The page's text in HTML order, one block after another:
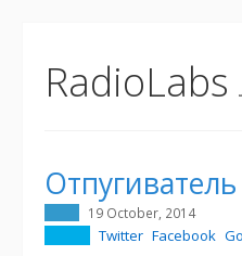
RadioLabs
19 October, 2014
Twitter Facebook